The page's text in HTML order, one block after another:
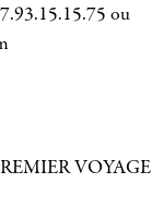
ou
VOYAGE